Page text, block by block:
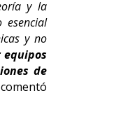
y la
y no
de